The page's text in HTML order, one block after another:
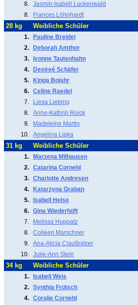
8. Jasmin-Isabell Luckenwald
8.
Frances Löhnhardt
28 kg Weibliche Schüler
1. Pauline Breidel
2.
Deborah Amthor
3.
Ivonne Tautenhahn
4.
Desireé Schäfer
5.
Kinga Bojahr
6. Celine Raedel
7.
Liesa Liebing
8. Anne-Kathrin Roick
9.
Madeleine Martin
10. Angelina Lipka
31 kg Weibliche Schüler
1. Marzena Milhausen
2. Catarina Cornehl
3. Charlotte Andresen
4.
Katarzyna Graban
5.
Isabell Heise
6. Gina Wiederhöft
7.
Melissa Huppatz
8. Colleen Marschner
9. Ana-Alicia Claußnitzer
10. Julie-Ann Stein
34 kg Weibliche Schüler
1. Isabell Weis
2. Synthia Frütsch
4. Coralie Cornehl